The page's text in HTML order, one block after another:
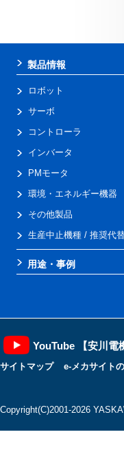
製品情報
ロボット
サーボ
コントローラ
インバータ
PMモータ
環境・エネルギー機器
その他製品
生産中止機種 / 推奨代
用途・事例
YouTube 【安川電
サイトマップ e-メカサイト
Copyright(C)2001‐2026